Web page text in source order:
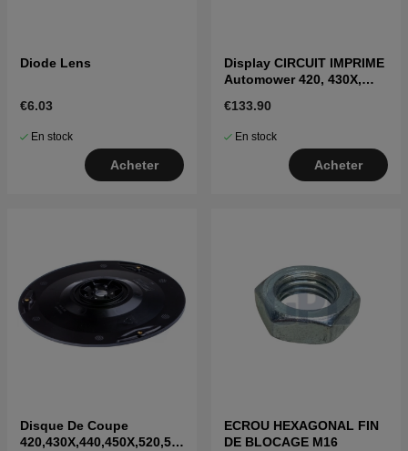
Diode Lens
€6.03
En stock
Acheter
Display CIRCUIT IMPRIME
Automower 420, 430X,
€133.90
En stock
Acheter
Disque De Coupe
420,430X,440,450X,520,55
ECROU HEXAGONAL FIN
DE BLOCAGE M16